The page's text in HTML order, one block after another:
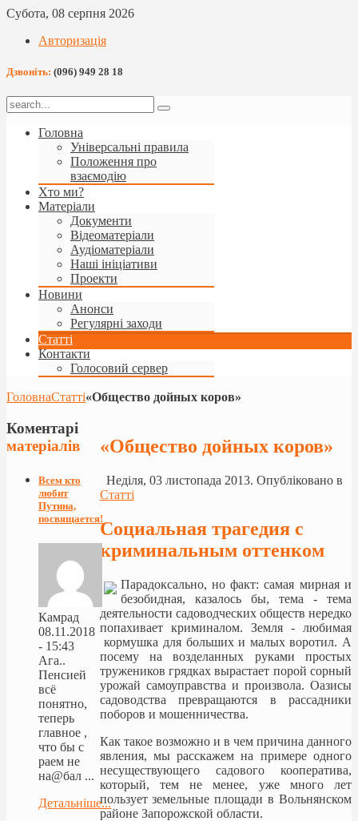
Субота, 08 серпня 2026
Авторизація
Дзвоніть: (096) 949 28 18
Головна
Універсальні правила
Положення про
взаємодію
Хто ми?
Матеріали
Документи
Відеоматеріали
Аудіоматеріали
Наші ініціативи
Проекти
Новини
Анонси
Регулярні заходи
Статті
Контакти
Голосовий сервер
ГоловнаСтатті«Общество дойных коров»
«Общество дойных коров»
Неділя, 03 листопада 2013. Опубліковано в
Статті
Социальная трагедия с
криминальным оттенком
Парадоксально, но факт: самая мирная и
безобидная, казалось бы, тема - тема
деятельности садоводческих обществ нередко
попахивает криминалом. Земля - любимая
кормушка для больших и малых воротил. А
посему на возделанных руками простых
тружеников грядках вырастает порой сорный
урожай самоуправства и произвола. Оазисы
садоводства превращаются в рассадники
поборов и мошенничества.
Как такое возможно и в чем причина данного
явления, мы расскажем на примере одного
несуществующего садового кооператива,
который, тем не менее, уже много лет
пользует земельные площади в Вольнянском
районе Запорожской области.
Коментарі
матеріалів
Всем кто
любит
Путина,
посвящается!
Камрад
08.11.2018
- 15:43
Ага..
Пенсией
всё
понятно,
теперь
главное ,
что бы с
раем не
на@бал ...
Детальніше...